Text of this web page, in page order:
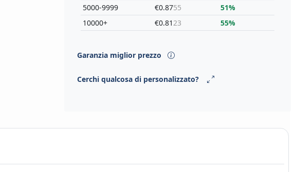
5000-9999
10000+
€0.8755
€0.8123
51%
55%
Garanzia miglior prezzo
Cerchi qualcosa di personalizzato?